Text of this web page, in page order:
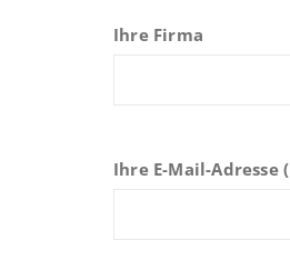
Ihre Firma
Ihre E-Mail-